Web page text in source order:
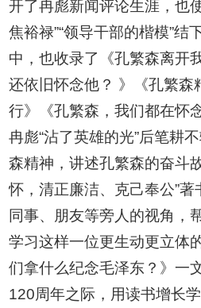
开了冉彪新闻评论生涯，也
焦裕禄”“领导干部的楷模”结
中，也收录了《孔繁森离开
还依旧怀念他？ 》《孔繁森
行》《孔繁森，我们都在怀
冉彪“沾了英雄的光”后笔耕
森精神，讲述孔繁森的奋斗
怀，清正廉洁、克己奉公”著
同事、朋友等旁人的视角，
学习这样一位更生动更立体
们拿什么纪念毛泽东？》一
120周年之际，用读书增长